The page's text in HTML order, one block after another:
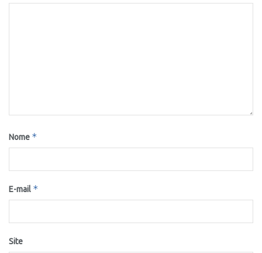
Nome *
E-mail *
Site